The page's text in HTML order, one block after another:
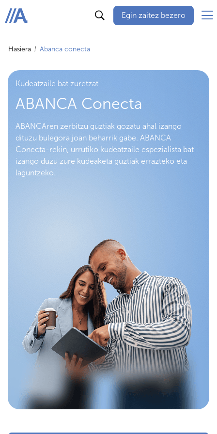
ABANCA
Egin zaitez bezero
Hasiera Abanca conecta
Kudeatzaile bat zuretzat
ABANCA Conecta
ABANCAren zerbitzu guztiak gozatu ahal izango
dituzu bulegora joan beharrik gabe. ABANCA
Conecta-rekin, urrutiko kudeatzaile espezialista bat
izango duzu zure kudeaketa guztiak errazteko eta
laguntzeko.